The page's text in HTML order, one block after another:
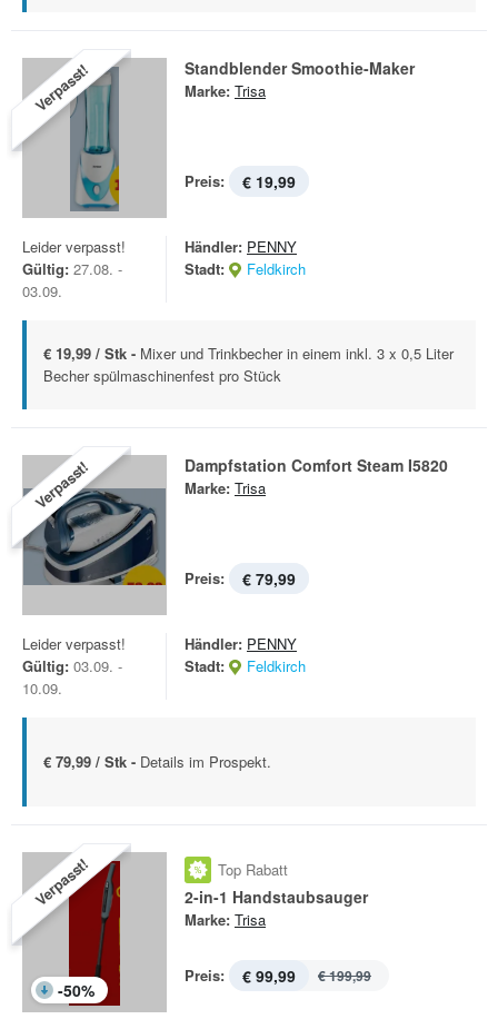
Verpasst! Standblender Smoothie-Maker
Marke: Trisa
Preis: € 19,99
Leider verpasst!
Gültig: 27.08. -
03.09.
Händler: PENNY
Stadt:
Feldkirch
€ 19,99 / Stk - Mixer und Trinkbecher in einem inkl. 3 x 0,5 Liter
Becher spülmaschinenfest pro Stück
Verpasst! Dampfstation Comfort Steam I5820
Marke: Trisa
Preis: € 79,99
Leider verpasst!
Gültig: 03.09. -
10.09.
Händler: PENNY
Stadt:
Feldkirch
€ 79,99 / Stk - Details im Prospekt.
Verpasst!
-50%
Top Rabatt
2-in-1 Handstaubsauger
Marke: Trisa
Preis: € 99,99 € 199,99